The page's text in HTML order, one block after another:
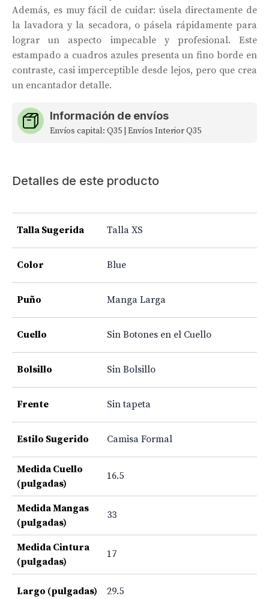
Además, es muy fácil de cuidar: úsela directamente de
la lavadora y la secadora, o pásela rápidamente para
lograr un aspecto impecable y profesional. Este
estampado a cuadros azules presenta un fino borde en
contraste, casi imperceptible desde lejos, pero que crea
un encantador detalle.
Información de envíos
Envíos capital: Q35 | Envíos Interior Q35
Detalles de este producto
Talla Sugerida Talla XS
Color Blue
Puño Manga Larga
Cuello Sin Botones en el Cuello
Bolsillo Sin Bolsillo
Frente Sin tapeta
Estilo Sugerido Camisa Formal
Medida Cuello
(pulgadas)
16.5
Medida Mangas
(pulgadas)
33
Medida Cintura
(pulgadas)
17
Largo (pulgadas) 29.5